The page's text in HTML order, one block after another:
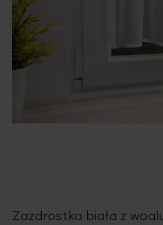
Zazdrostka biała z